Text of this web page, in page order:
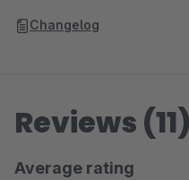
Changelog
Reviews (11)
Average rating